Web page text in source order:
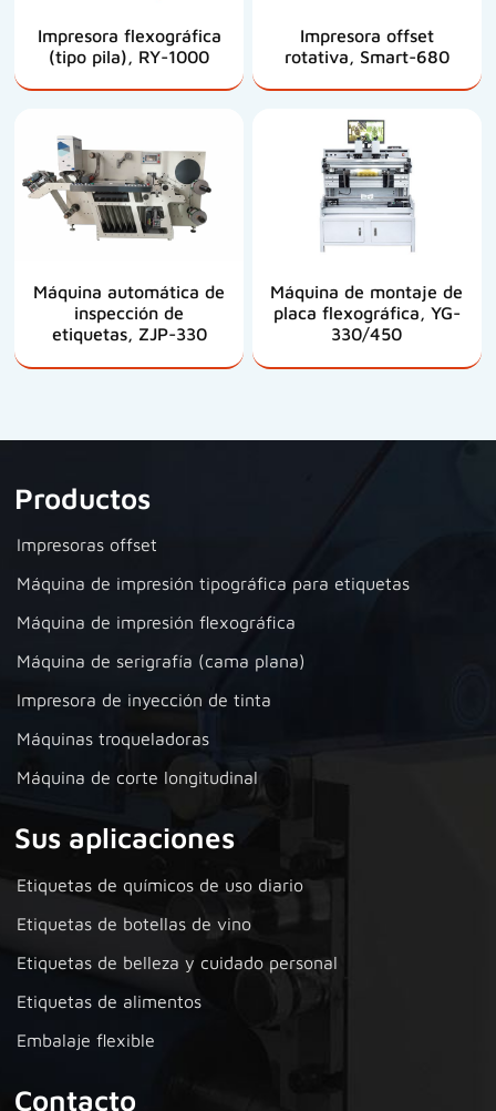
Impresora flexográfica
(tipo pila), RY-1000
Impresora offset
rotativa, Smart-680
Máquina automática de
inspección de
etiquetas, ZJP-330
Máquina de montaje de
placa flexográfica, YG-
330/450
Productos
Impresoras offset
Máquina de impresión tipográfica para etiquetas
Máquina de impresión flexográfica
Máquina de serigrafía (cama plana)
Impresora de inyección de tinta
Máquinas troqueladoras
Máquina de corte longitudinal
Sus aplicaciones
Etiquetas de químicos de uso diario
Etiquetas de botellas de vino
Etiquetas de belleza y cuidado personal
Etiquetas de alimentos
Embalaje flexible
Contacto